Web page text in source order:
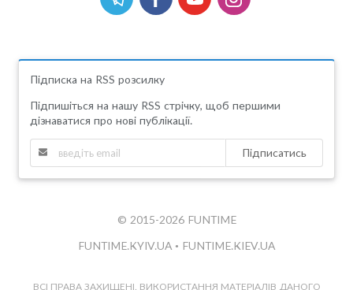
Підписка на RSS розсилку
Підпишіться на нашу RSS стрічку, щоб першими
дізнаватися про нові публікації.
Підписатись
© 2015-2026 FUNTIME
FUNTIME.KYIV.UA • FUNTIME.KIEV.UA
ВСІ ПРАВА ЗАХИЩЕНІ. ВИКОРИСТАННЯ МАТЕРІАЛІВ ДАНОГО